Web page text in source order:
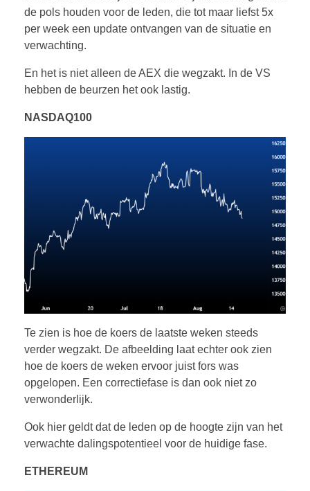
de pols houden voor de leden, die tot maar liefst 5x
per week een update ontvangen van de situatie en
verwachting.
En het is niet alleen de AEX die wegzakt. In de VS
hebben de beurzen het ook lastig.
NASDAQ100
Te zien is hoe de koers de laatste weken steeds
verder wegzakt. De afbeelding laat echter ook zien
hoe de koers de weken ervoor juist fors was
opgelopen. Een correctiefase is dan ook niet zo
verwonderlijk.
Ook hier geldt dat de leden op de hoogte zijn van het
verwachte dalingspotentieel voor de huidige fase.
ETHEREUM